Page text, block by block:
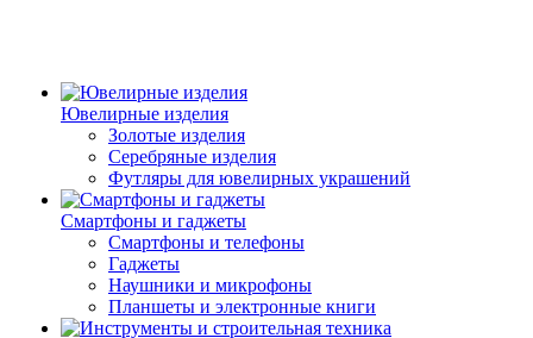
Ювелирные изделия
Золотые изделия
Серебряные изделия
Футляры для ювелирных украшений
Смартфоны и гаджеты
Смартфоны и телефоны
Гаджеты
Наушники и микрофоны
Планшеты и электронные книги